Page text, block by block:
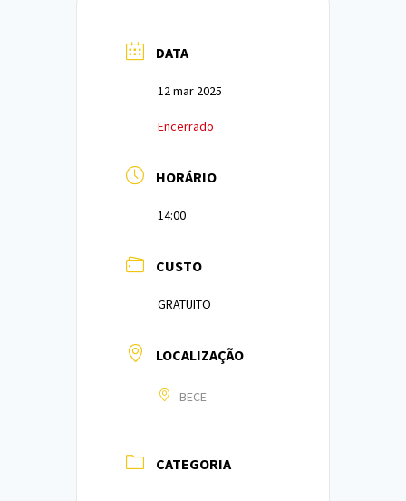
DATA
12 mar 2025
Encerrado
HORÁRIO
14:00
CUSTO
GRATUITO
LOCALIZAÇÃO
BECE
CATEGORIA